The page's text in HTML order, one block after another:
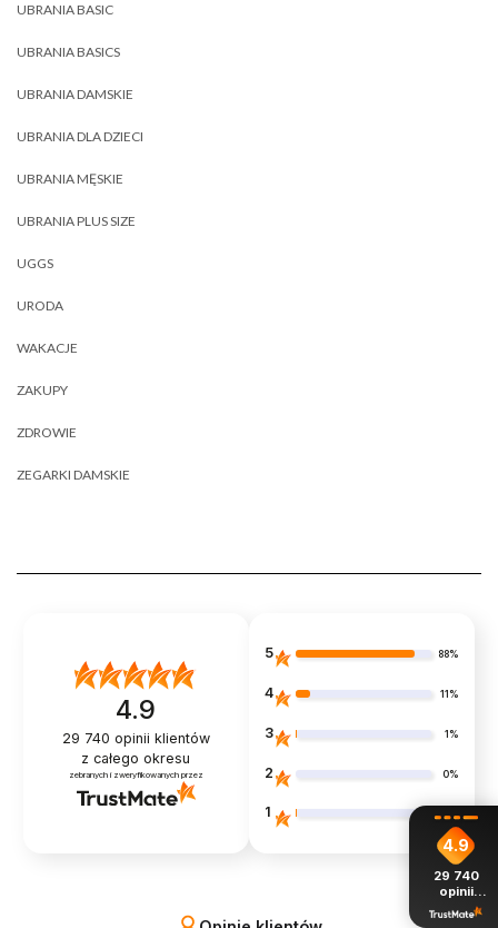
UBRANIA BASIC
UBRANIA BASICS
UBRANIA DAMSKIE
UBRANIA DLA DZIECI
UBRANIA MĘSKIE
UBRANIA PLUS SIZE
UGGS
URODA
WAKACJE
ZAKUPY
ZDROWIE
ZEGARKI DAMSKIE
4.9
29 740 opinii klientów
z całego okresu
zebranych i zweryfikowanych przez
5 88%
4 11%
3 1%
2 0%
1 1%
4.9
29 740
opinii
z całego
okresu